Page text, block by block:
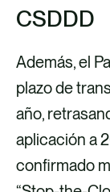
CSDDD
Además, el
plazo de
año,
aplicación a
confirmado